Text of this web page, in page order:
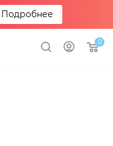
Подробнее
0